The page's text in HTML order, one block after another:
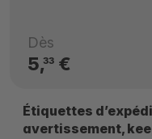
Dès
5,33€
Étiquettes
avertissement,